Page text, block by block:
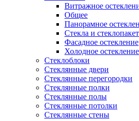
Витражное
Общее
Панорамное
Стекла и
Фасадное остекление
Холодное остекление
Стеклоблоки
Стеклянные двери
Стеклянные перегородки
Стеклянные полки
Стеклянные полы
Стеклянные потолки
Стеклянные стены